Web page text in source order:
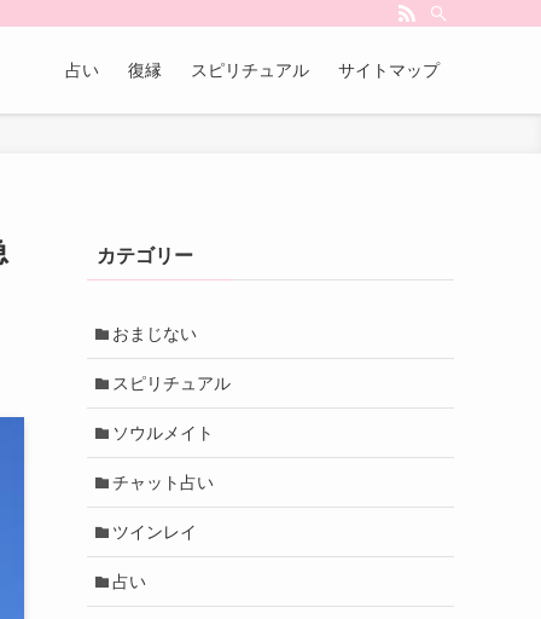
占い 復縁 スピリチュアル サイトマップ
カテゴリー
おまじない
スピリチュアル
ソウルメイト
チャット占い
ツインレイ
占い